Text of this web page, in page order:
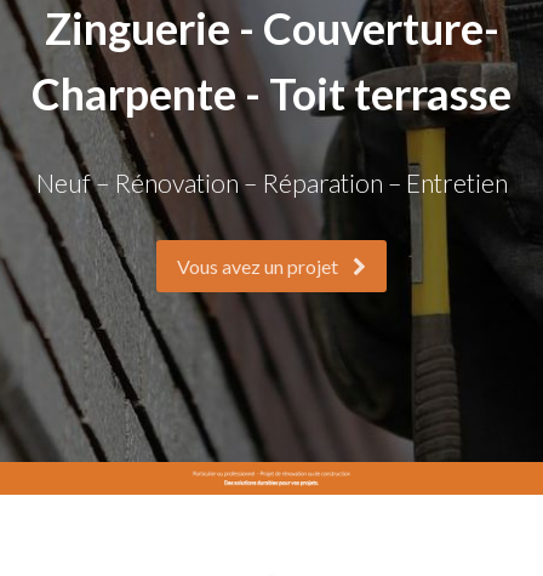
Zinguerie - Couverture-
Charpente - Toit terrasse
Neuf – Rénovation – Réparation – Entretien
Vous avez un projet